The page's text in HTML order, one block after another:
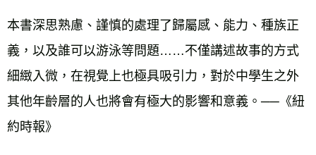
本書深思熟慮、謹慎的處理了歸屬感、能力、種族正
義，以及誰可以游泳等問題……不僅講述故事的方式
細緻入微，在視覺上也極具吸引力，對於中學生之外
其他年齡層的人也將會有極大的影響和意義。──《紐
約時報》